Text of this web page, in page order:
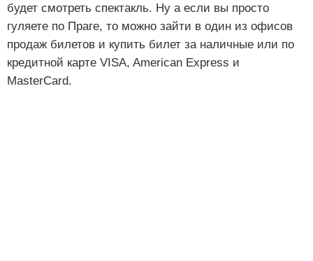
будет смотреть спектакль. Ну а если вы просто
гуляете по Праге, то можно зайти в один из офисов
продаж билетов и купить билет за наличные или по
кредитной карте VISA, American Express и
MasterCard.